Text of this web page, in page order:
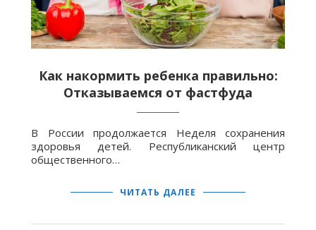
Как накормить ребенка правильно:
Отказываемся от фастфуда
В России продолжается Неделя сохранения
здоровья детей. Республиканский центр
общественного…
ЧИТАТЬ ДАЛЕЕ